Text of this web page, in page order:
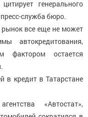
генерального
служба бюро.
все еще не может
автокредитования,
фактором остается
кредит в Татарстане
«Автостат»,